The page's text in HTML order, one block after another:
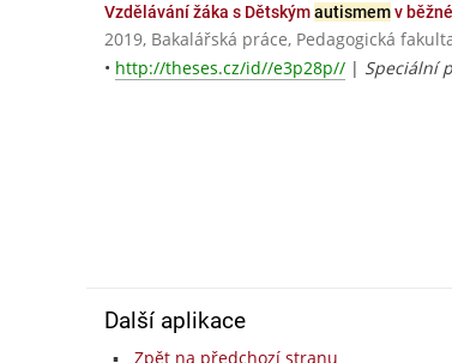
Vzdělávání žáka s Dětskýmautismemv
2019, Bakalářská práce, Pedagogická
• http://theses.cz/id//e3p28p// | Speciální
Další aplikace
Zpět na předchozí stranu